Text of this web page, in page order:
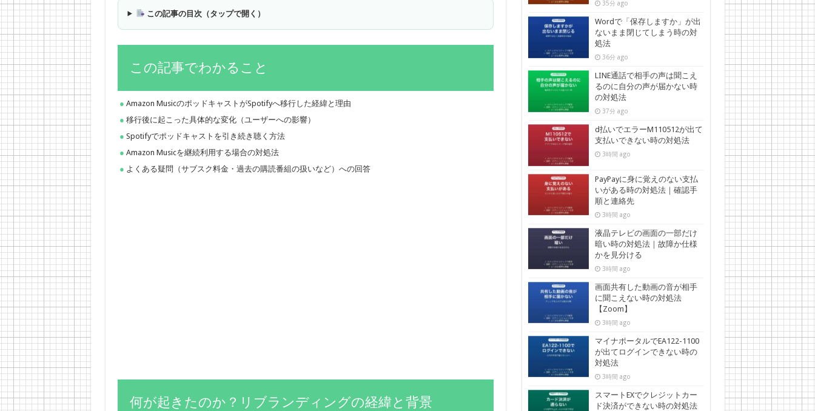
この記事の目次（タップで開く）
この記事でわかること
Amazon MusicのポッドキャストがSpotifyへ移行した経緯と理由
移行後に起こった具体的な変化（ユーザーへの影響）
Spotifyでポッドキャストを引き続き聴く方法
Amazon Musicを継続利用する場合の対処法
よくある疑問（サブスク料金・過去の購読番組の扱いなど）への回答
何が起きたのか？リブランディングの経緯と背景
35分 ago
Wordで「保存しますか」が出
ないまま閉じてしまう時の対
処法
36分 ago
LINE通話で相手の声は聞こえ
るのに自分の声が届かない時
の対処法
37分 ago
d払いでエラーM110512が出て
支払いできない時の対処法
3時間 ago
PayPayに身に覚えのない支払
いがある時の対処法｜確認手
順と連絡先
3時間 ago
液晶テレビの画面の一部だけ
暗い時の対処法｜故障か仕様
かを見分ける
3時間 ago
画面共有した動画の音が相手
に聞こえない時の対処法
【Zoom】
3時間 ago
マイナポータルでEA122-1100
が出てログインできない時の
対処法
3時間 ago
スマートEXでクレジットカー
ド決済ができない時の対処法